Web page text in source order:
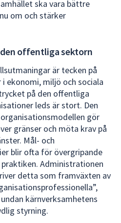
ska vara bättre
om och stärker
offentliga sektorn
är tecken på
ekonomi, miljö och sociala
på den offentliga
leds är stort. Den
gör
gränser och möta krav på
Mål- och
blir ofta för övergripande
Administrationen
detta som framväxten av
kärnverksamhetens
styrning.